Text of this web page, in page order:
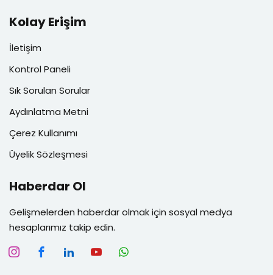
Kolay Erişim
İletişim
Kontrol Paneli
Sık Sorulan Sorular
Aydınlatma Metni
Çerez Kullanımı
Üyelik Sözleşmesi
Haberdar Ol
Gelişmelerden haberdar olmak için sosyal medya
hesaplarımız takip edin.